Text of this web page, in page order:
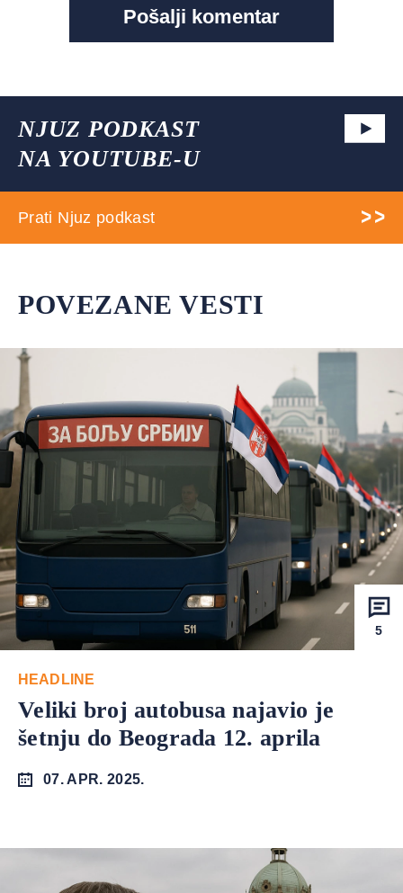
NJUZ PODKAST
NA YOUTUBE-U
Prati Njuz podkast
POVEZANE VESTI
5
HEADLINE
Veliki broj autobusa najavio je
šetnju do Beograda 12. aprila
07. APR. 2025.